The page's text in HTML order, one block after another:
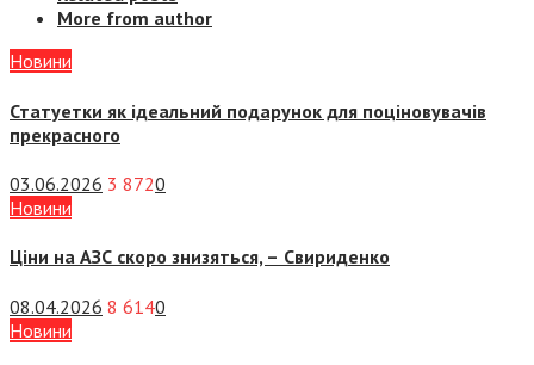
More from author
Новини
Статуетки як ідеальний подарунок для поціновувачів
прекрасного
03.06.2026 3 8720
Новини
Ціни на АЗС скоро знизяться, – Свириденко
08.04.2026 8 6140
Новини